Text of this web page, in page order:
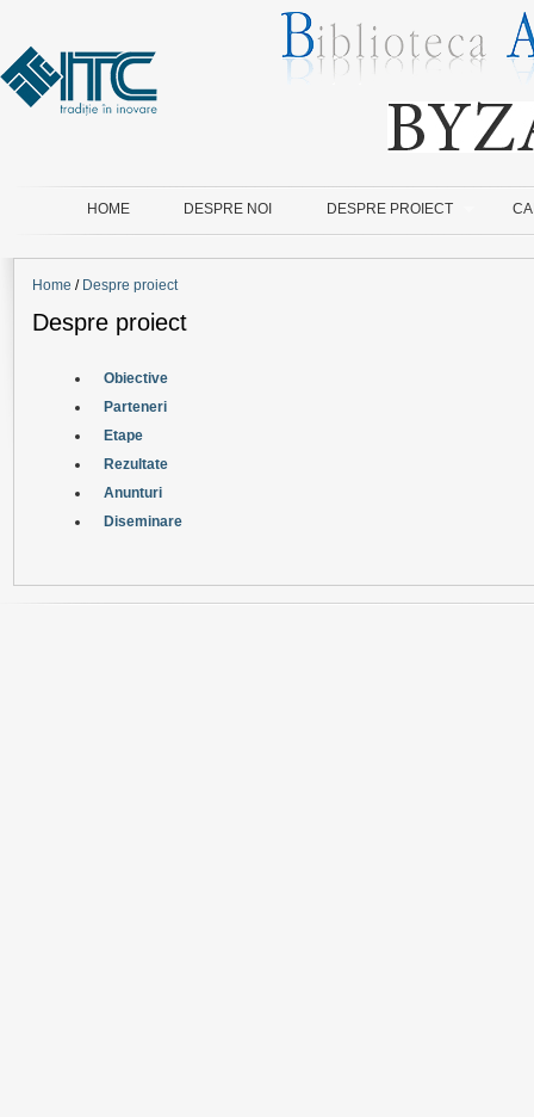
HOME DESPRE NOI DESPRE PROIECT
Home / Despre proiect
Despre proiect
Obiective
Parteneri
Etape
Rezultate
Anunturi
Diseminare